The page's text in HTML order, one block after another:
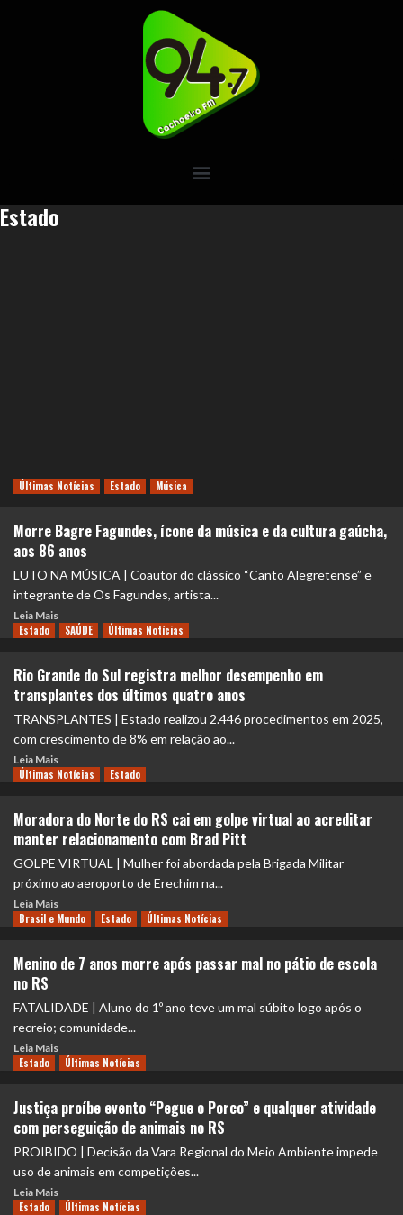
Estado
Últimas Notícias Estado Música
Morre Bagre Fagundes, ícone da música e da cultura gaúcha,
aos 86 anos
LUTO NA MÚSICA | Coautor do clássico “Canto Alegretense” e
integrante de Os Fagundes, artista...
Leia Mais
Estado SAÚDE Últimas Notícias
Rio Grande do Sul registra melhor desempenho em
transplantes dos últimos quatro anos
TRANSPLANTES | Estado realizou 2.446 procedimentos em 2025,
com crescimento de 8% em relação ao...
Leia Mais
Últimas Notícias Estado
Moradora do Norte do RS cai em golpe virtual ao acreditar
manter relacionamento com Brad Pitt
GOLPE VIRTUAL | Mulher foi abordada pela Brigada Militar
próximo ao aeroporto de Erechim na...
Leia Mais
Brasil e Mundo Estado Últimas Notícias
Menino de 7 anos morre após passar mal no pátio de escola
no RS
FATALIDADE | Aluno do 1º ano teve um mal súbito logo após o
recreio; comunidade...
Leia Mais
Estado Últimas Notícias
Justiça proíbe evento “Pegue o Porco” e qualquer atividade
com perseguição de animais no RS
PROIBIDO | Decisão da Vara Regional do Meio Ambiente impede
uso de animais em competições...
Leia Mais
Estado Últimas Notícias